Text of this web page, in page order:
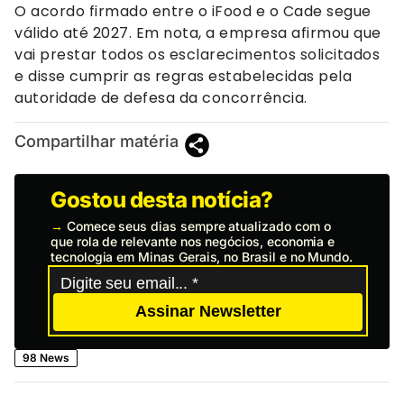
O acordo firmado entre o iFood e o Cade segue
válido até 2027. Em nota, a empresa afirmou que
vai prestar todos os esclarecimentos solicitados
e disse cumprir as regras estabelecidas pela
autoridade de defesa da concorrência.
Compartilhar matéria
Gostou desta notícia?
→ Comece seus dias sempre atualizado com o
que rola de relevante nos negócios, economia e
tecnologia em Minas Gerais, no Brasil e no Mundo.
Assinar Newsletter
98 News